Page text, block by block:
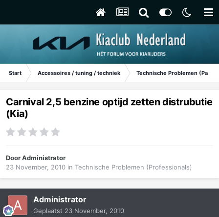
Start Accessoires / tuning / techniek Technische Problemen
Carnival 2,5 benzine optijd zetten distrubutie
(Kia)
DoorAdministrator
23 November, 2010 in Technische Problemen (Professionals)
Administrator
Geplaatst 23 November, 2010